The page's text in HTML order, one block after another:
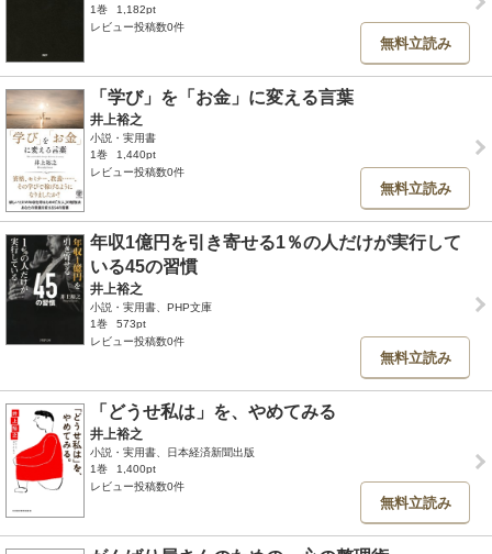
1巻
1,182pt
レビュー投稿数0件
無料立読み
「学び」を「お金」に変える言葉
井上裕之
小説・実用書
1巻
1,440pt
レビュー投稿数0件
無料立読み
年収1億円を引き寄せる1％の人だけが実行して
いる45の習慣
井上裕之
小説・実用書、PHP文庫
1巻
573pt
レビュー投稿数0件
無料立読み
「どうせ私は」を、やめてみる
井上裕之
小説・実用書、日本経済新聞出版
1巻
1,400pt
レビュー投稿数0件
無料立読み